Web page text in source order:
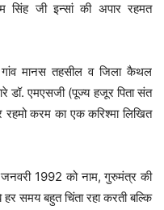
सिंह जी इन्सां की अपार रहमत
गांव मानस तहसील व जिला कैथल
डॉ. एमएसजी (पूज्य हजूर पिता संत
रहमो करम का एक करिश्मा लिखित
1992 को नाम, गुरुमंत्र की
समय बहुत चिंता रहा करती बल्कि